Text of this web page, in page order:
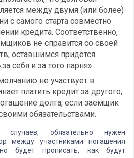
между двумя (или более)
с самого старта совместно
кредита. Соответственно,
не справится со своей
оставшимся придется
себя и за того парня».
не участвует в
платить кредит за другого,
долга, если заемщик
обязательствами.
обязательно нужен
между участниками погашения
будет прописать, как будут